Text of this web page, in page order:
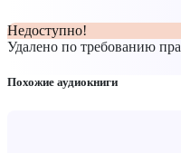
Недоступно!
Удалено по требованию
Похожие аудиокниги